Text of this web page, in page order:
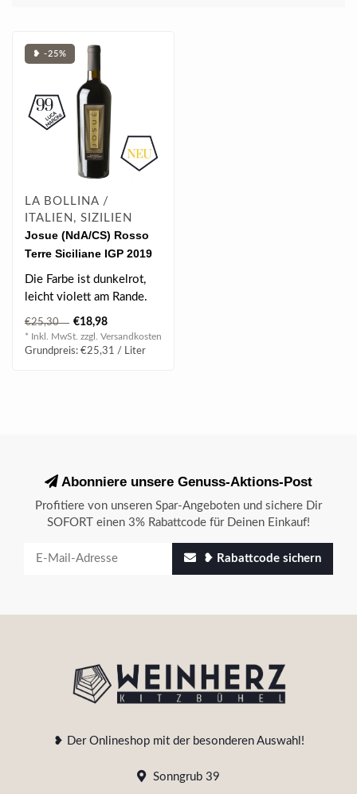
❥ -25%
LA BOLLINA /
ITALIEN, SIZILIEN
Josue (NdA/CS) Rosso
Terre Siciliane IGP 2019
0.75 l
Die Farbe ist dunkelrot,
leicht violett am Rande.
€25,30 €18,98
* Inkl. MwSt. zzgl. Versandkosten
Grundpreis: €25,31 / Liter
Abonniere unsere Genuss-Aktions-Post
Profitiere von unseren Spar-Angeboten und sichere Dir
SOFORT einen 3% Rabattcode für Deinen Einkauf!
❥ Rabattcode sichern
❥ Der Onlineshop mit der besonderen Auswahl!
Sonngrub 39